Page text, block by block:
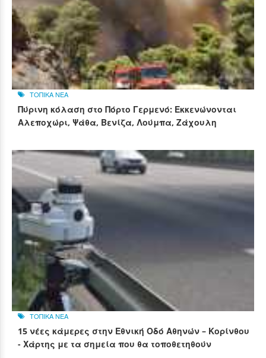
ΤΟΠΙΚΑ ΝΕΑ
Πύρινη κόλαση στο Πόρτο Γερμενό: Εκκενώνονται
Αλεποχώρι, Ψάθα, Βενίζα, Λούμπα, Ζάχουλη
ΤΟΠΙΚΑ ΝΕΑ
15 νέες κάμερες στην Εθνική Οδό Αθηνών – Κορίνθου
- Χάρτης με τα σημεία που θα τοποθετηθούν